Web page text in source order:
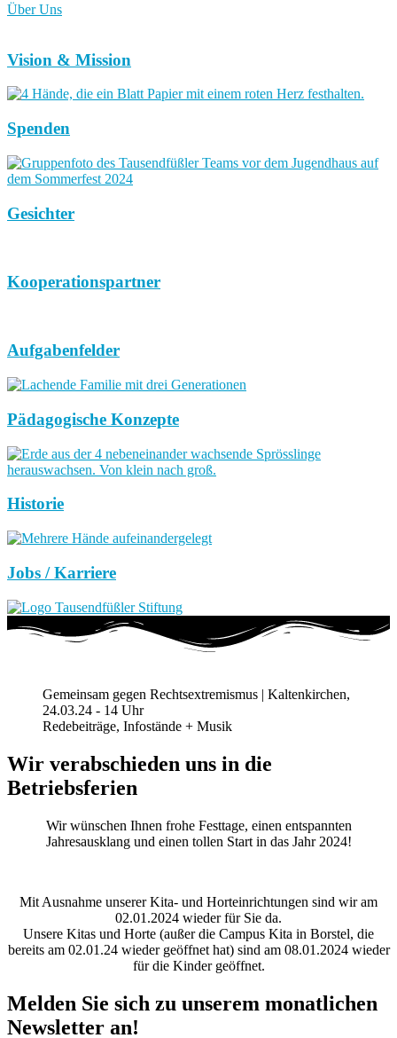
Über Uns
Vision & Mission
Spenden
Gesichter
Kooperationspartner
Aufgabenfelder
Pädagogische Konzepte
Historie
Jobs / Karriere
Gemeinsam gegen Rechtsextremismus | Kaltenkirchen,
24.03.24 - 14 Uhr
Redebeiträge, Infostände + Musik
Wir verabschieden uns in die
Betriebsferien
Wir wünschen Ihnen frohe Festtage, einen entspannten
Jahresausklang und einen tollen Start in das Jahr 2024!
Mit Ausnahme unserer Kita- und Horteinrichtungen sind wir am
02.01.2024 wieder für Sie da.
Unsere Kitas und Horte (außer die Campus Kita in Borstel, die
bereits am 02.01.24 wieder geöffnet hat) sind am 08.01.2024 wieder
für die Kinder geöffnet.
Melden Sie sich zu unserem monatlichen
Newsletter an!